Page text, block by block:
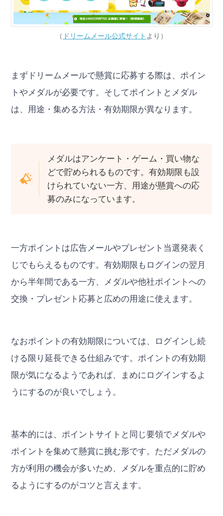
（ ドリームメール公式サイト より）
まずドリームメールで懸賞に応募する際は、ポイン
トやメダルが必要です。そしてポイントとメダル
は、用途・集める方法・有効期限が異なります。
メダルはアンケート・ゲーム・買い物な
どで貯められるものです。有効期限も設
けられていない一方、用途が懸賞への応
募のみになっています。
一方ポイントは広告メールやプレゼント当選発表く
じでもらえるものです。有効期限もログインの翌月
から半年間である一方、メダルや他社ポイントへの
交換・プレゼント応募と広めの用途に使えます。
なおポイントの有効期限については、ログインし続
ける限り延長できる仕組みです。ポイントの有効期
限が気になるようであれば、まめにログインするよ
うにするのが良いでしょう。
基本的には、ポイントサイトと同じ要領でメダルや
ポイントを集めて懸賞に挑む形です。ただメダルの
方が利用の機会が多いため、メダルを重点的に貯め
るようにするのがコツと言えます。